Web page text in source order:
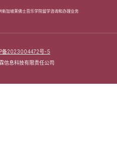
加坡莱佛士音乐学院留学咨询和办理业务
备2023004472号-5
信息科技有限责任公司